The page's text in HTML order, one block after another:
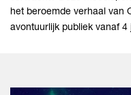
het beroemde verhaal van
avontuurlijk publiek vanaf 4